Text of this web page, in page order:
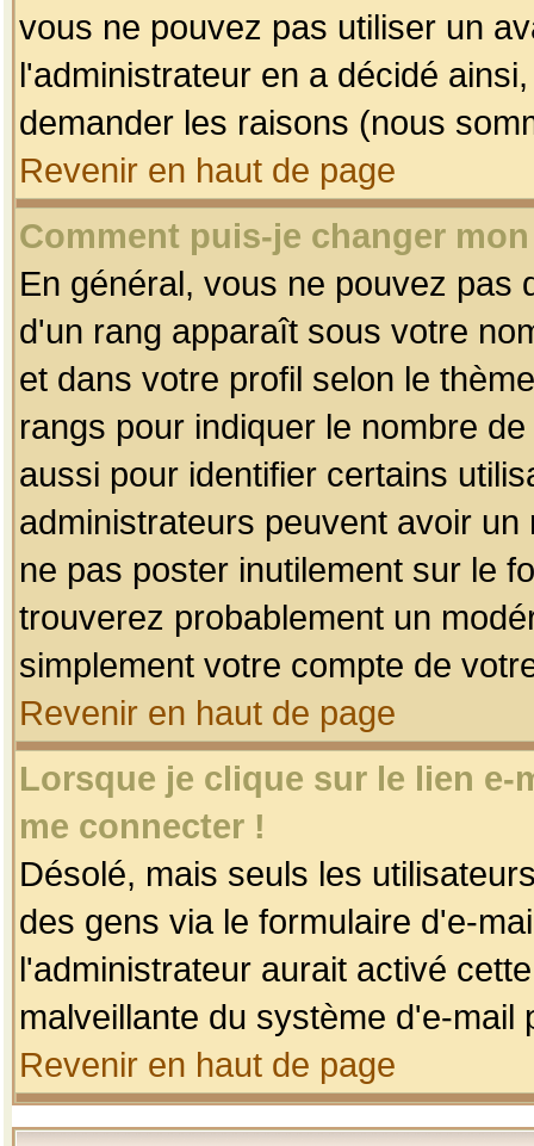
vous ne pouvez pas utiliser un
l'administrateur en a décidé
demander les raisons (nous
Revenir en haut de page
Comment puis-je changer
En général, vous ne pouvez pas
d'un rang apparaît sous votre
et dans votre profil selon le
rangs pour indiquer le nombre
aussi pour identifier certains
administrateurs peuvent avoir
ne pas poster inutilement sur le
trouverez probablement un
simplement votre compte de
Revenir en haut de page
Lorsque je clique sur le lien
me connecter !
Désolé, mais seuls les
des gens via le formulaire d'e-
l'administrateur aurait activé
malveillante du système d'e-
Revenir en haut de page